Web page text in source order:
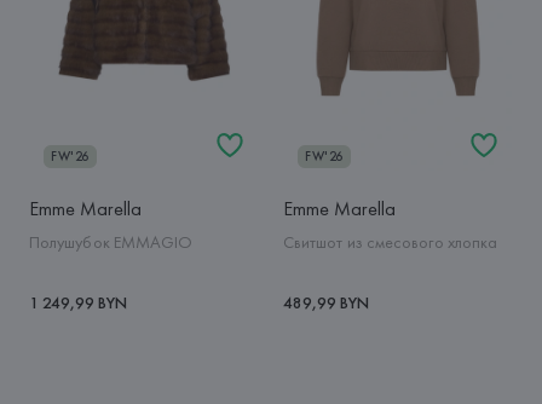
FW'26
Emme Marella
Полушубок EMMAGIO
1 249,99 BYN
FW'26
Emme Marella
Свитшот из смесового хлопка
489,99 BYN